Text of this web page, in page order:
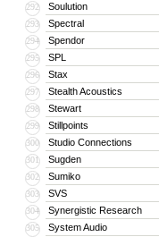
292 Soulution
293 Spectral
294 Spendor
295 SPL
296 Stax
297 Stealth Acoustics
298 Stewart
299 Stillpoints
300 Studio Connections
301 Sugden
302 Sumiko
303 SVS
304 Synergistic Research
305 System Audio